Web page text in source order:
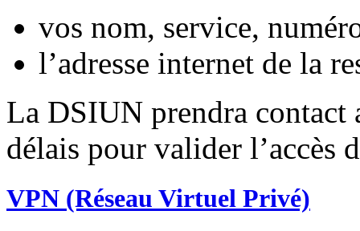
vos nom, service,
l’adresse internet de la
La DSIUN prendra contact
délais pour valider l’accès
VPN (Réseau Virtuel Privé)